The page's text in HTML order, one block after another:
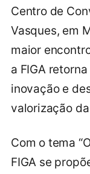
Centro de
Vasques, em
maior
a FIGA
inovação e
valorização
Com o tema
FIGA se